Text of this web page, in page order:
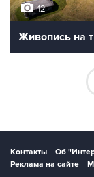
12
Живопись на
Контакты Об
Реклама на сайте